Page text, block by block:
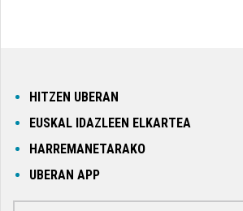
HITZEN UBERAN
EUSKAL IDAZLEEN ELKARTEA
HARREMANETARAKO
UBERAN APP